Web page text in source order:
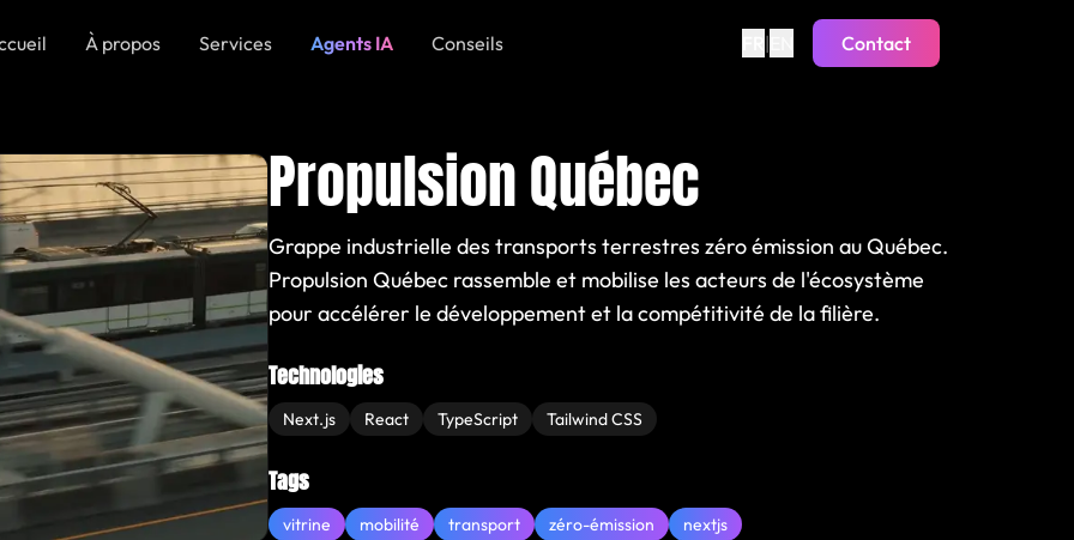
À propos Services Agents IA Conseils | Contact
Propulsion Québec
Grappe industrielle des transports terrestres zéro émission au Québec.
Propulsion Québec rassemble et mobilise les acteurs de l'écosystème
pour accélérer le développement et la compétitivité de la filière.
Technologies
Next.js React TypeScript Tailwind CSS
Tags
vitrine mobilité transport zéro-émission nextjs